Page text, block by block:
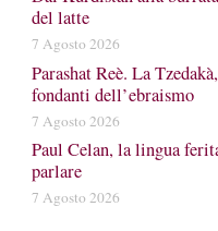
del latte
7 Agosto 2026
Parashat Reè. La
fondanti dell’ebraismo
7 Agosto 2026
Paul Celan, la lingua
parlare
7 Agosto 2026